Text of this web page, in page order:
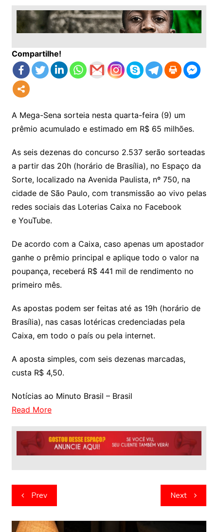
Compartilhe!
A Mega-Sena sorteia nesta quarta-feira (9) um
prêmio acumulado e estimado em R$ 65 milhões.
As seis dezenas do concurso 2.537 serão sorteadas
a partir das 20h (horário de Brasília), no Espaço da
Sorte, localizado na Avenida Paulista, nº 750, na
cidade de São Paulo, com transmissão ao vivo pelas
redes sociais das Loterias Caixa no Facebook
e YouTube.
De acordo com a Caixa, caso apenas um apostador
ganhe o prêmio principal e aplique todo o valor na
poupança, receberá R$ 441 mil de rendimento no
primeiro mês.
As apostas podem ser feitas até as 19h (horário de
Brasília), nas casas lotéricas credenciadas pela
Caixa, em todo o país ou pela internet.
A aposta simples, com seis dezenas marcadas,
custa R$ 4,50.
Notícias ao Minuto Brasil – Brasil
Read More
Navegação
de
artigos
Prev Next